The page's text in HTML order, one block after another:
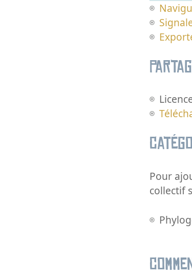
Pour
collectif